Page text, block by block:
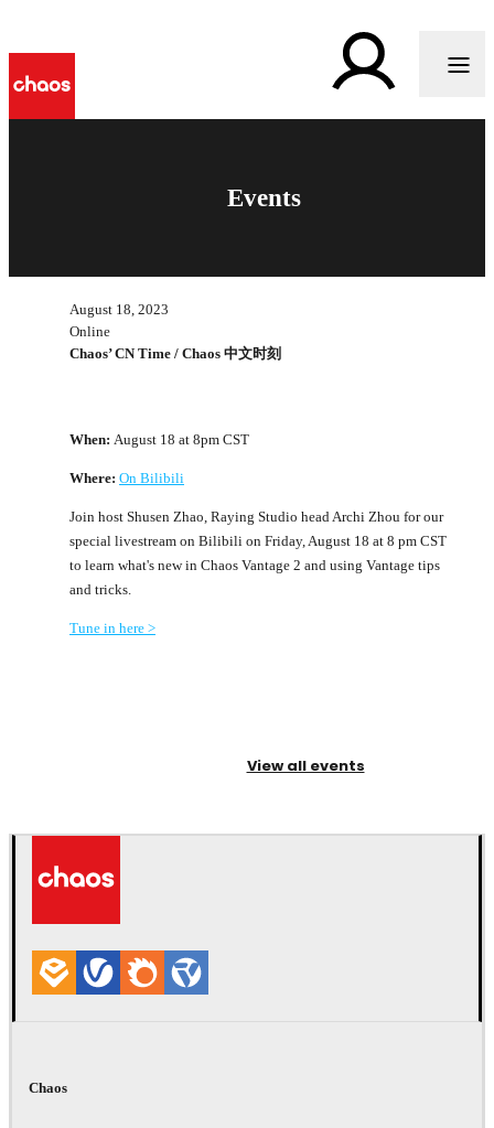
Events
August 18, 2023
Online
Chaos’ CN Time / Chaos 中文时刻
When: August 18 at 8pm CST
Where: On Bilibili
Join host Shusen Zhao, Raying Studio head Archi Zhou for our
special livestream on Bilibili on Friday, August 18 at 8 pm CST
to learn what's new in Chaos Vantage 2 and using Vantage tips
and tricks.
Tune in here >
View all events
Chaos